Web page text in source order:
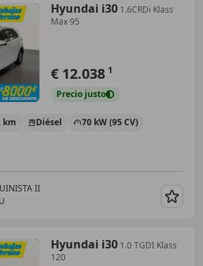
Hyundai i30 1.6CRDi Klass
Max 95
€ 12.038 1
Precio justo
km Diésel 70 kW (95 CV)
II
Hyundai i30 1.0 TGDI Klass
120